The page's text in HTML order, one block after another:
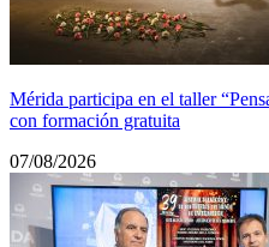
Mérida participa en el taller
con formación gratuita
07/08/2026